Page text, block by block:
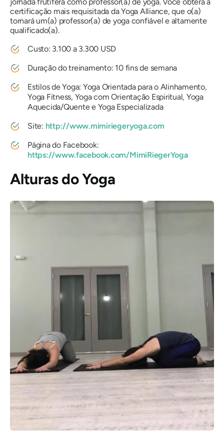
certificação mais requisitada da Yoga Alliance, que o(a)
tornará um(a) professor(a) de yoga confiável e altamente
qualificado(a).
Custo: 3.100 a 3.300 USD
Duração do treinamento: 10 fins de semana
Estilos de Yoga: Yoga Orientada para o Alinhamento,
Yoga Fitness, Yoga com Orientação Espiritual, Yoga
Aquecida/Quente e Yoga Especializada
Site: http://www.mimiriegeryoga.com
Página do Facebook:
https://www.facebook.com/MimiRiegerYoga
Alturas do Yoga